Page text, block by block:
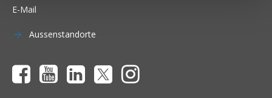
E-Mail
Aussenstandorte